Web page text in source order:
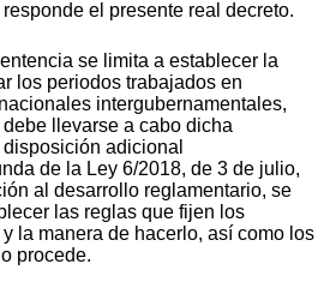
el presente real decreto.
se limita a establecer la
los periodos trabajados en
intergubernamentales,
llevarse a cabo dicha
adicional
de la Ley 6/2018, de 3 de julio,
al desarrollo reglamentario, se
las reglas que fijen los
la manera de hacerlo, así como los
procede.